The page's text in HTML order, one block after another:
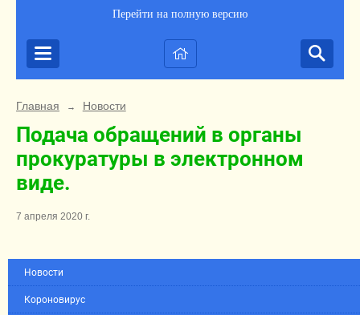
Перейти на полную версию
Главная → Новости
Подача обращений в органы
прокуратуры в электронном
виде.
7 апреля 2020 г.
Новости
Короновирус